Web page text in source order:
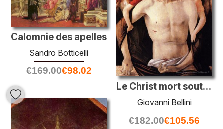
Le Christ mort soutenu par deux anges
Giovanni Bellini
€182.00€105.56
Calomnie des apelles
Sandro Botticelli
€169.00€98.02